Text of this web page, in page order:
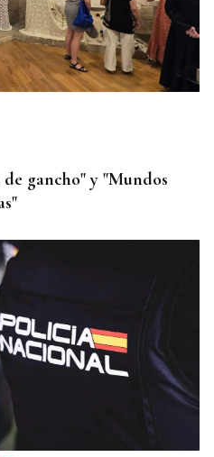
hay suficientes
la ciudad de Ourense
gancho" y "Mundos